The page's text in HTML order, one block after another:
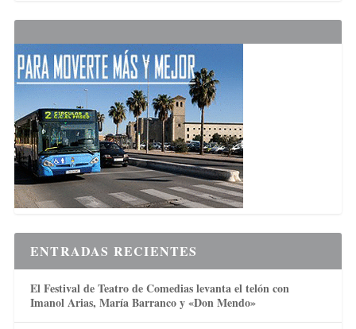
ENTRADAS RECIENTES
El Festival de Teatro de Comedias levanta el telón con
Imanol Arias, María Barranco y «Don Mendo»